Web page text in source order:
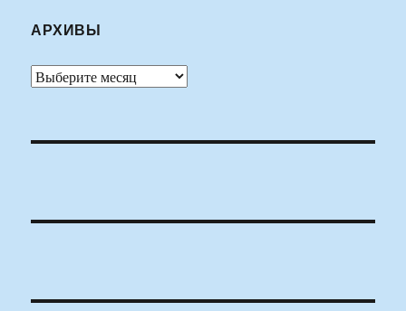
АРХИВЫ
Архивы